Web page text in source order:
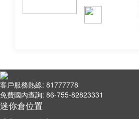
客戶服務熱線: 81777778
免費國內查詢: 86-755-82823331
迷你倉位置